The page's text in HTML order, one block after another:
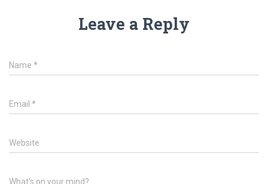
Leave a Reply
Name *
Email *
Website
What's on your mind?